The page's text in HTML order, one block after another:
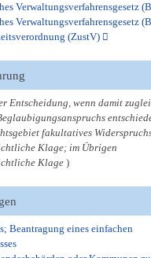
Verwaltungsverfahrensgesetz
Verwaltungsverfahrensgesetz
(ZustV)
Entscheidung, wenn damit
fakultatives
Klage; im Übrigen
Klage)
Beantragung eines einfachen